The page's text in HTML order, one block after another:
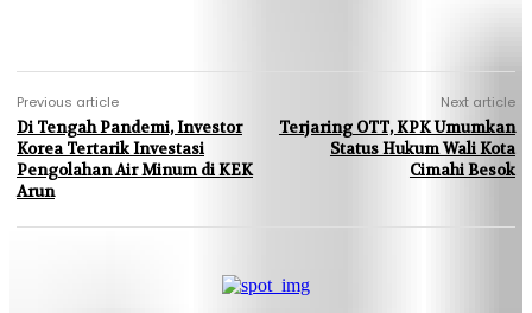
Previous article
Di Tengah Pandemi, Investor
Korea Tertarik Investasi
Pengolahan Air Minum di KEK
Arun
Next article
Terjaring OTT, KPK Umumkan
Status Hukum Wali Kota
Cimahi Besok